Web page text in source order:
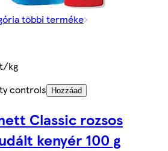
többi terméke
kg
controls
Hozzáad
Classic rozsos
kenyér 100 g